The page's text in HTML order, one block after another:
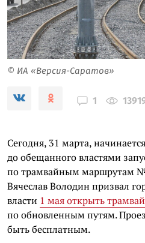
© ИА «Версия-Саратов»
1
Сегодня, 31 марта,
до обещанного властями
по трамвайным маршрутам
Вячеслав Володин призвал
власти 1 мая открыть
по обновленным путям.
быть бесплатным.